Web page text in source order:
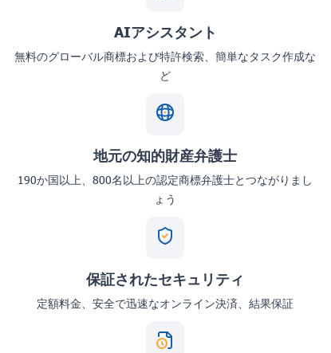
AIアシスタント
無料のグローバル商標および特許検索、簡単なタスク作成な
ど
地元の知的財産弁護士
190か国以上、800名以上の認定商標弁護士とつながりまし
ょう
保証されたセキュリティ
定額料金、安全で迅速なオンライン決済、結果保証